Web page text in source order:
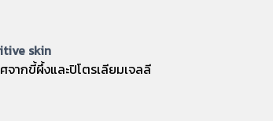
skin
จากขี้ผึ้งและปิโตรเลียมเจลลี